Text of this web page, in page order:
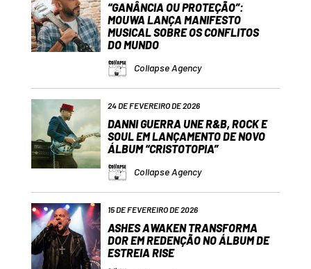
“GANÂNCIA OU PROTEÇÃO”:
MOUWA LANÇA MANIFESTO
MUSICAL SOBRE OS CONFLITOS
DO MUNDO
Collapse Agency
24 DE FEVEREIRO DE 2026
DANNI GUERRA UNE R&B, ROCK E
SOUL EM LANÇAMENTO DE NOVO
ÁLBUM “CRISTOTOPIA”
Collapse Agency
15 DE FEVEREIRO DE 2026
ASHES AWAKEN TRANSFORMA
DOR EM REDENÇÃO NO ÁLBUM DE
ESTREIA RISE